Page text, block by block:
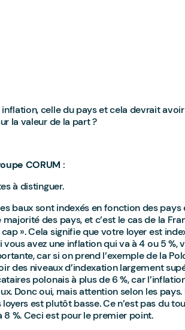
celle du pays et cela devrait
la valeur de la part ?
CORUM :
à distinguer.
baux sont indexés en fonction des pays
des pays, et c’est le cas de la
». Cela signifie que votre loyer est
avez une inflation qui va à 4 ou 5 %,
car si on prend l’exemple de la
des niveaux d’indexation largement
polonais à plus de 6 %, car
Donc oui, mais attention selon les pays.
est plutôt basse. Ce n’est pas du
%. Ceci est pour le premier point.